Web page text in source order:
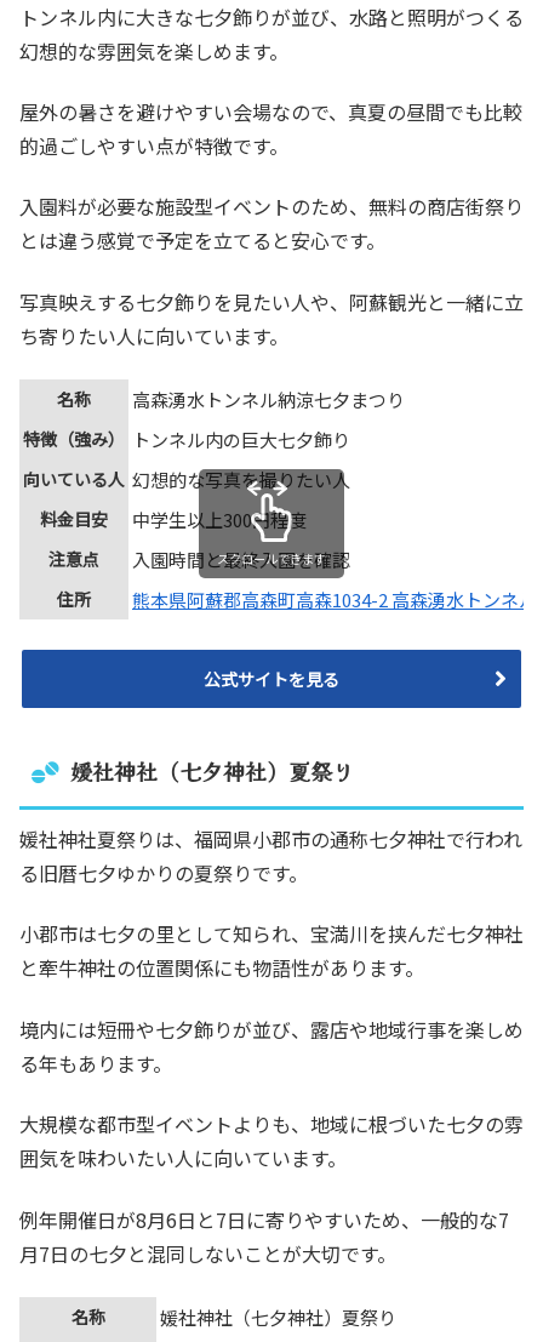
トンネル内に大きな七夕飾りが並び、水路と照明がつくる
幻想的な雰囲気を楽しめます。
屋外の暑さを避けやすい会場なので、真夏の昼間でも比較
的過ごしやすい点が特徴です。
入園料が必要な施設型イベントのため、無料の商店街祭り
とは違う感覚で予定を立てると安心です。
写真映えする七夕飾りを見たい人や、阿蘇観光と一緒に立
ち寄りたい人に向いています。
名称 高森湧水トンネル納涼七夕まつり
特徴（強み） トンネル内の巨大七夕飾り
向いている人 幻想的な写真を撮りたい人
料金目安 中学生以上300円程度
注意点 入園時間と最終入園を確認
住所 熊本県阿蘇郡高森町高森1034-2 高森湧水トンネル
スクロールできます
公式サイトを見る
媛社神社（七夕神社）夏祭り
媛社神社夏祭りは、福岡県小郡市の通称七夕神社で行われ
る旧暦七夕ゆかりの夏祭りです。
小郡市は七夕の里として知られ、宝満川を挟んだ七夕神社
と牽牛神社の位置関係にも物語性があります。
境内には短冊や七夕飾りが並び、露店や地域行事を楽しめ
る年もあります。
大規模な都市型イベントよりも、地域に根づいた七夕の雰
囲気を味わいたい人に向いています。
例年開催日が8月6日と7日に寄りやすいため、一般的な7
月7日の七夕と混同しないことが大切です。
名称 媛社神社（七夕神社）夏祭り